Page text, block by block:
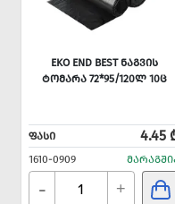
EKO END BEST ᲜᲐᲒᲕᲘᲡ
ᲢᲝᲛᲐᲠᲐ 72*95/120Ლ 10Ც
ᲤᲐᲡᲘ 4.45
1610-0909
- +